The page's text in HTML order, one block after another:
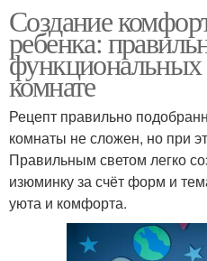
Создание
ребенка:
функциональных
комнате
Рецепт правильно
комнаты не сложен, но при
Правильным светом легко
изюминку за счёт форм и
уюта и комфорта.